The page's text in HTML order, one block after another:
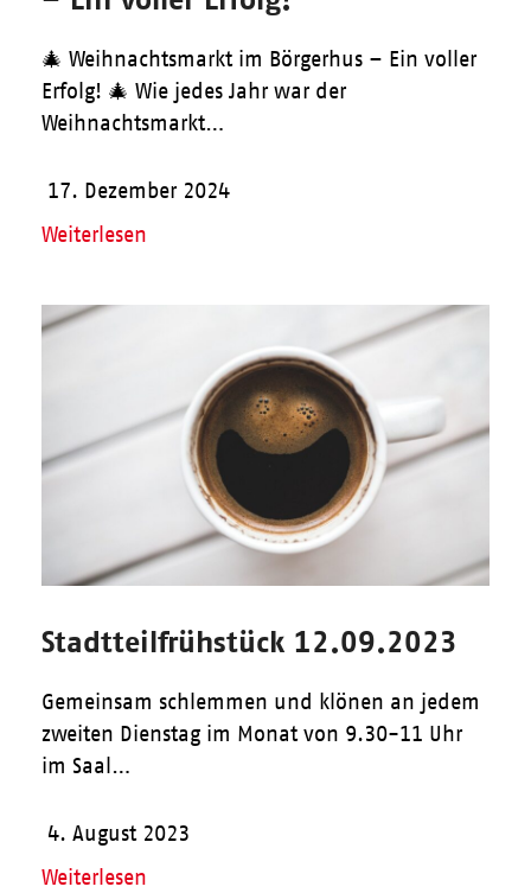
🎄 Weihnachtsmarkt im Börgerhus – Ein voller
Erfolg! 🎄 Wie jedes Jahr war der
Weihnachtsmarkt…
17. Dezember 2024
Weiterlesen
Stadtteilfrühstück 12.09.2023
Gemeinsam schlemmen und klönen an jedem
zweiten Dienstag im Monat von 9.30-11 Uhr
im Saal…
4. August 2023
Weiterlesen